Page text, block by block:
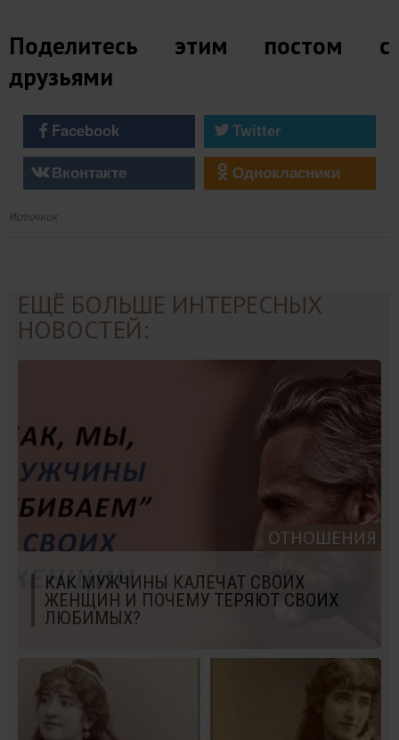
Поделитесь этим постом с
друзьями
Facebook
Twitter
Вконтакте
Однокласники
Источник
ЕЩЁ БОЛЬШЕ ИНТЕРЕСНЫХ
НОВОСТЕЙ:
ОТНОШЕНИЯ
КАК МУЖЧИНЫ КАЛЕЧАТ СВОИХ
ЖЕНЩИН И ПОЧЕМУ ТЕРЯЮТ СВОИХ
ЛЮБИМЫХ?